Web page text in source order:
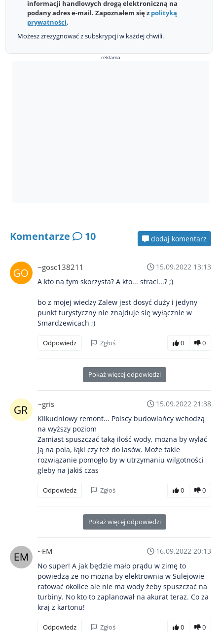
informacji handlowych drogą elektroniczną na
podany adres e-mail. Zapoznałem się z polityką
prywatności.
Możesz zrezygnować z subskrypcji w każdej chwili.
reklama
Komentarze 10 dodaj komentarz
~gosc138211
15.09.2022 13:13
A kto na tym skorzysta? A kto... straci...? ;)
bo z mojej wiedzy Zalew jest dosyć duży i jedyny
punkt turystyczny nie znajduje się wyłącznie w
Smardzewicach ;)
Odpowiedz Zgłoś 0 0
Pokaż więcej odpowiedzi
~gris
15.09.2022 21:38
Kilkudniowy remont... Polscy budowlańcy wchodzą
na wyższy poziom
Zamiast spuszczać taką ilość wody, można by wylać
ją na pola, łąki czy też do lasów. Może takie
rozwiązanie pomogło by w utrzymaniu wilgotności
gleby na jakiś czas
Odpowiedz Zgłoś 0 0
Pokaż więcej odpowiedzi
~EM
16.09.2022 20:13
No super! A jak będzie mało prądu w zimę to
powiedzą ze no można by elektrownia w Sulejowie
ratować okolice ale nie ma wody żeby spuszczać na
turbiny. No kto to zaplanował na akurat teraz. Co za
kraj z kartonu!
Odpowiedz Zgłoś 0 0